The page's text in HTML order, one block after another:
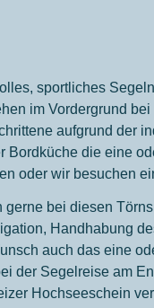
sportliches
im Vordergrund
aufgrund der
Bordküche die eine
oder wir besuchen
bei diesen
Handhabung
auch das eine
der Segelreise am
Hochseeschein